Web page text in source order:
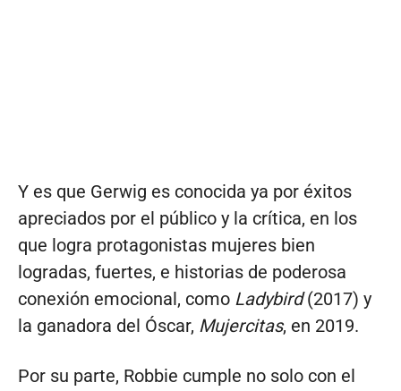
Y es que Gerwig es conocida ya por éxitos
apreciados por el público y la crítica, en los
que logra protagonistas mujeres bien
logradas, fuertes, e historias de poderosa
conexión emocional, como Ladybird(2017) y
la ganadora del Óscar, Mujercitas, en 2019.
Por su parte, Robbie cumple no solo con el